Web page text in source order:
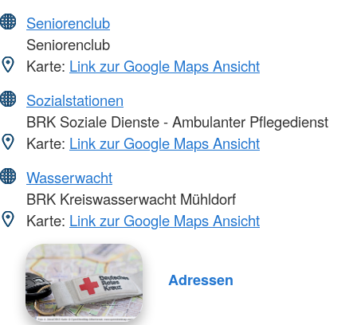
Seniorenclub
Seniorenclub
Karte: Link zur Google Maps Ansicht
Sozialstationen
BRK Soziale Dienste - Ambulanter Pflegedienst
Karte: Link zur Google Maps Ansicht
Wasserwacht
BRK Kreiswasserwacht Mühldorf
Karte: Link zur Google Maps Ansicht
Adressen